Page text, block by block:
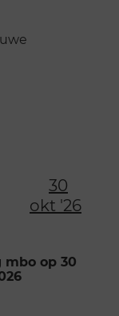
30
okt '26
mbo op 30